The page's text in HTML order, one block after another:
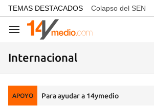
common.go-to-content
TEMAS DESTACADOS Colapso del SEN
Navegación
Internacional
APOYO Para ayudar a 14ymedio